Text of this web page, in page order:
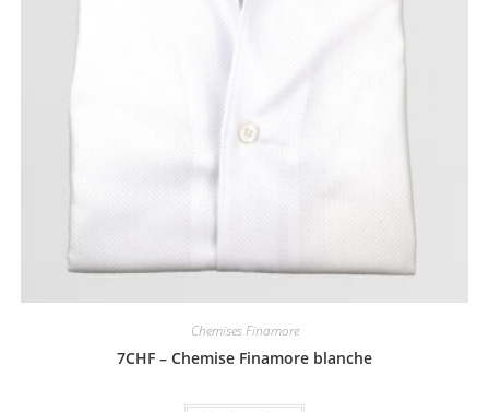
Chemises Finamore
7CHF – Chemise Finamore blanche